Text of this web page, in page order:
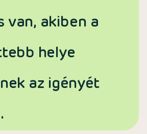
van, akiben a
helye
az igényét